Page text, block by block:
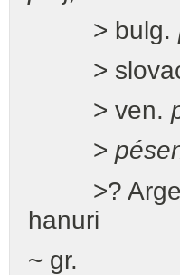
> bulg.
>
> ven.
>
>?
hanuri
~